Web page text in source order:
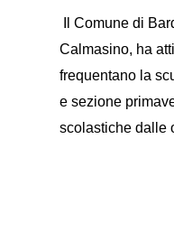
Il Comune di
Calmasino, ha
frequentano la
e sezione
scolastiche dalle